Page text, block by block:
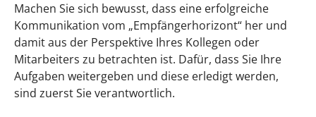
Machen Sie sich bewusst, dass eine erfolgreiche
Kommunikation vom „Empfängerhorizont“ her und
damit aus der Perspektive Ihres Kollegen oder
Mitarbeiters zu betrachten ist. Dafür, dass Sie Ihre
Aufgaben weitergeben und diese erledigt werden,
sind zuerst Sie verantwortlich.